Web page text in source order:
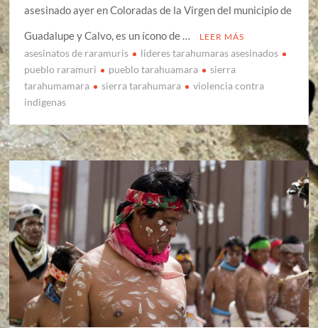
asesinado ayer en Coloradas de la Virgen del municipio de
Guadalupe y Calvo, es un ícono de …
LEER MÁS
asesinatos de raramuris
lideres tarahumaras asesinados
pueblo raramuri
pueblo tarahuamara
sierra
tarahumamara
sierra tarahumara
violencia contra
indigenas